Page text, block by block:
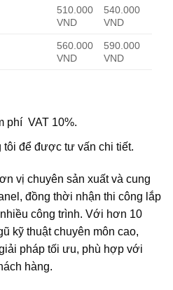
510.000
VND
540.000
VND
560.000
VND
590.000
VND
phí VAT 10%.
tôi để được tư vấn chi tiết.
vị chuyên sản xuất và cung
đồng thời nhận thi công lắp
công trình. Với hơn 10
kỹ thuật chuyên môn cao,
pháp tối ưu, phù hợp với
hàng.